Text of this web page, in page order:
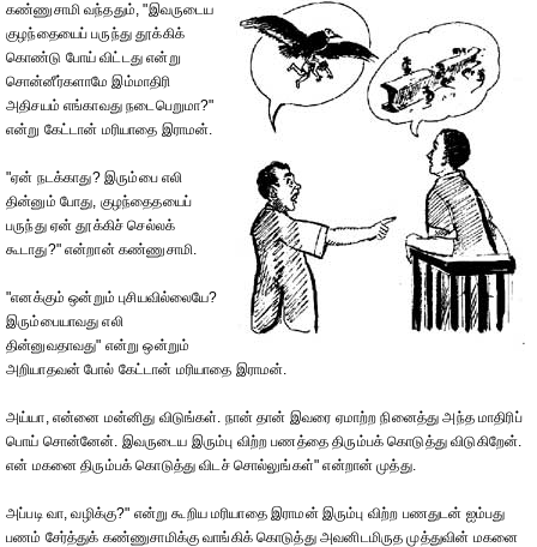
கண்ணுசாமி வந்ததும், "இவருடைய
குழந்தையைப் பருந்து தூக்கிக்
கொண்டு போய் விட்டது என்று
சொன்னீர்களாமே இம்மாதிரி
அதிசயம் எங்காவது நடைபெறுமா?"
என்று கேட்டான் மரியாதை இராமன்.
"ஏன் நடக்காது? இரும்பை எலி
தின்னும் போது, குழந்தைதயைப்
பருந்து ஏன் தூக்கிச் செல்லக்
கூடாது?" என்றான் கண்ணுசாமி.
"எனக்கும் ஒன்றும் புசியவில்லையே?
இரும்பையாவது எலி
தின்னுவதாவது" என்று ஒன்றும்
அறியாதவன் போல் கேட்டான் மரியாதை இராமன்.
அய்யா, என்னை மன்னிது விடுங்கள். நான் தான் இவரை ஏமாற்ற நினைத்து அந்த மாதிரிப்
பொய் சொன்னேன். இவருடைய இரும்பு விற்ற பணத்தை திரும்பக் கொடுத்து விடுகிறேன்.
என் மகனை திரும்பக் கொடுத்து விடச் சொல்லுங்கள்" என்றான் முத்து.
அப்படி வா, வழிக்கு?" என்று கூறிய மரியாதை இராமன் இரும்பு விற்ற பணதுடன் ஐம்பது
பணம் சேர்த்துக் கண்ணுசாமிக்கு வாங்கிக் கொடுத்து அவனிடமிருத முத்துவின் மகனை